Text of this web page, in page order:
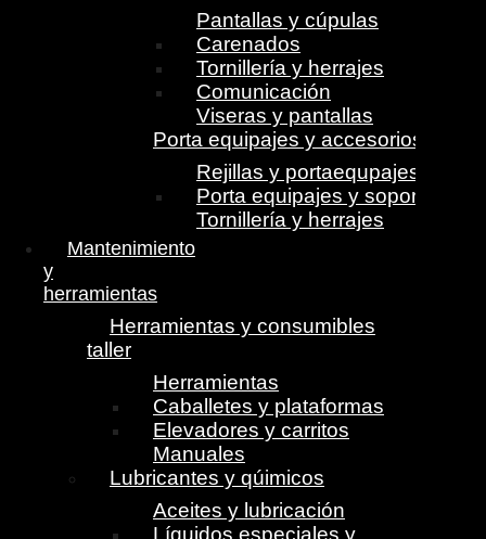
Pantallas y cúpulas
Carenados
Tornillería y herrajes
Comunicación
Viseras y pantallas
Porta equipajes y accesorios
Rejillas y portaequpajes
Porta equipajes y soportes
Tornillería y herrajes
Mantenimiento
y
herramientas
Herramientas y consumibles
taller
Herramientas
Caballetes y plataformas
Elevadores y carritos
Manuales
Lubricantes y qúimicos
Aceites y lubricación
Líquidos especiales y